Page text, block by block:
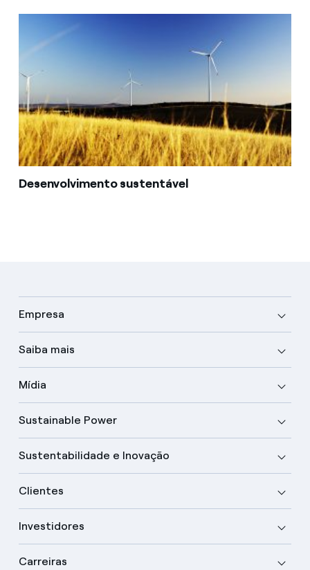
Desenvolvimento sustentável
Empresa
Saiba mais
Mídia
Sustainable Power
Sustentabilidade e Inovação
Clientes
Investidores
Carreiras